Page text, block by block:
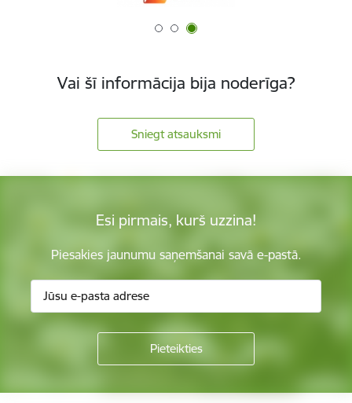
Vai šī informācija bija noderīga?
Sniegt atsauksmi
Esi pirmais, kurš uzzina!
Piesakies jaunumu saņemšanai savā e-pastā.